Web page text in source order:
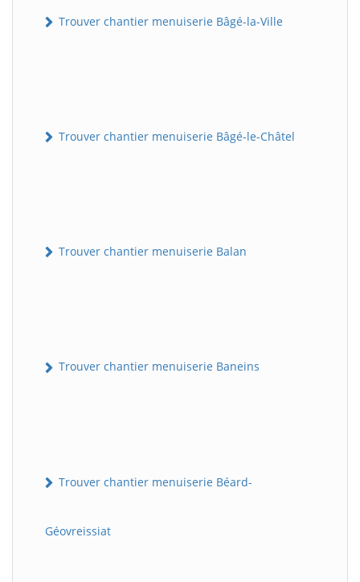
Trouver chantier menuiserie Bâgé-la-Ville
Trouver chantier menuiserie Bâgé-le-Châtel
Trouver chantier menuiserie Balan
Trouver chantier menuiserie Baneins
Trouver chantier menuiserie Béard-
Géovreissiat